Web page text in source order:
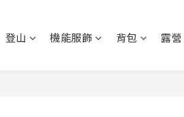
登山 機能服飾 背包 露營